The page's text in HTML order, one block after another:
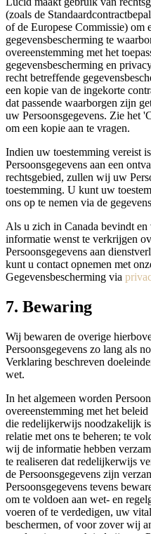
(zoals de
of de Europese Commissie) om
gegevensbescherming te
overeenstemming met het
gegevensbescherming en
recht betreffende
een kopie van de ingekorte
dat passende waarborgen zijn
uw Persoonsgegevens. Zie het
om een kopie aan te vragen.
Indien uw toestemming vereist
Persoonsgegevens aan een
rechtsgebied, zullen wij uw
toestemming. U kunt uw
ons op te nemen via de
Als u zich in Canada bevindt
informatie wenst te verkrijgen
Persoonsgegevens aan
kunt u contact opnemen met
Gegevensbescherming via
7. Bewaring
Wij bewaren de overige
Persoonsgegevens zo lang als
Verklaring beschreven
wet.
In het algemeen worden
overeenstemming met het
die redelijkerwijs noodzakelijk
relatie met ons te beheren; te
wij de informatie hebben
te realiseren dat redelijkerwijs
de Persoonsgegevens zijn
Persoonsgegevens tevens
om te voldoen aan wet- en
voeren of te verdedigen, uw
beschermen, of voor zover wij